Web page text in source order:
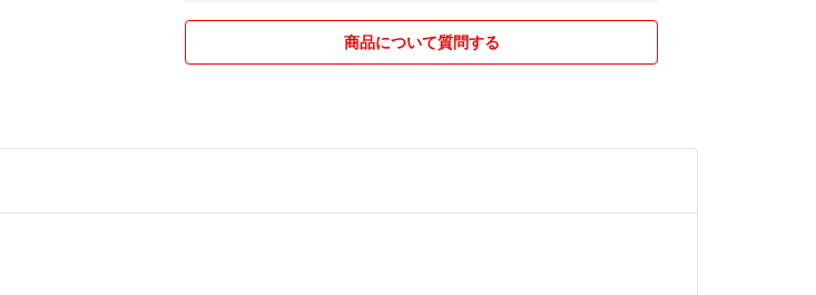
▪️発送について
出来るだけ24時間以内の発送を心がけています。コンパクトに折りた
たんで発送しますので、折りジワはご了承下さい。
埼玉県公安委員会
商品について質問する